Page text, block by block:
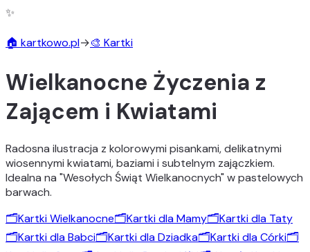
✨
🏠 kartkowo.pl→🎨 Kartki
Wielkanocne Życzenia z
Zającem i Kwiatami
Radosna ilustracja z kolorowymi pisankami, delikatnymi
wiosennymi kwiatami, baziami i subtelnym zajączkiem.
Idealna na "Wesołych Świąt Wielkanocnych" w pastelowych
barwach.
🗂️Kartki Wielkanocne🗂️Kartki dla Mamy🗂️Kartki dla Taty
🗂️Kartki dla Babci🗂️Kartki dla Dziadka🗂️Kartki dla Córki🗂️